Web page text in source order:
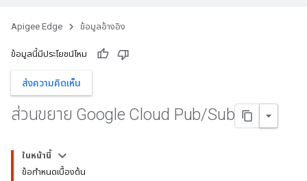
Apigee Edge ข้อมูลอ้างอิง
ข้อมูลนี้มีประโยชน์ไหม
ส่งความคิดเห็น
ส่วนขยาย Google Cloud Pub/Sub
ในหน้านี้
ข้อกำหนดเบื้องต้น